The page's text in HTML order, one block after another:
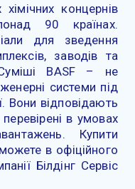
концернів
90 країнах.
для зведення
заводів та
Суміші BASF – не
системи під
Вони відповідають
в умовах
Купити
в офіційного
Білдінг Сервіс